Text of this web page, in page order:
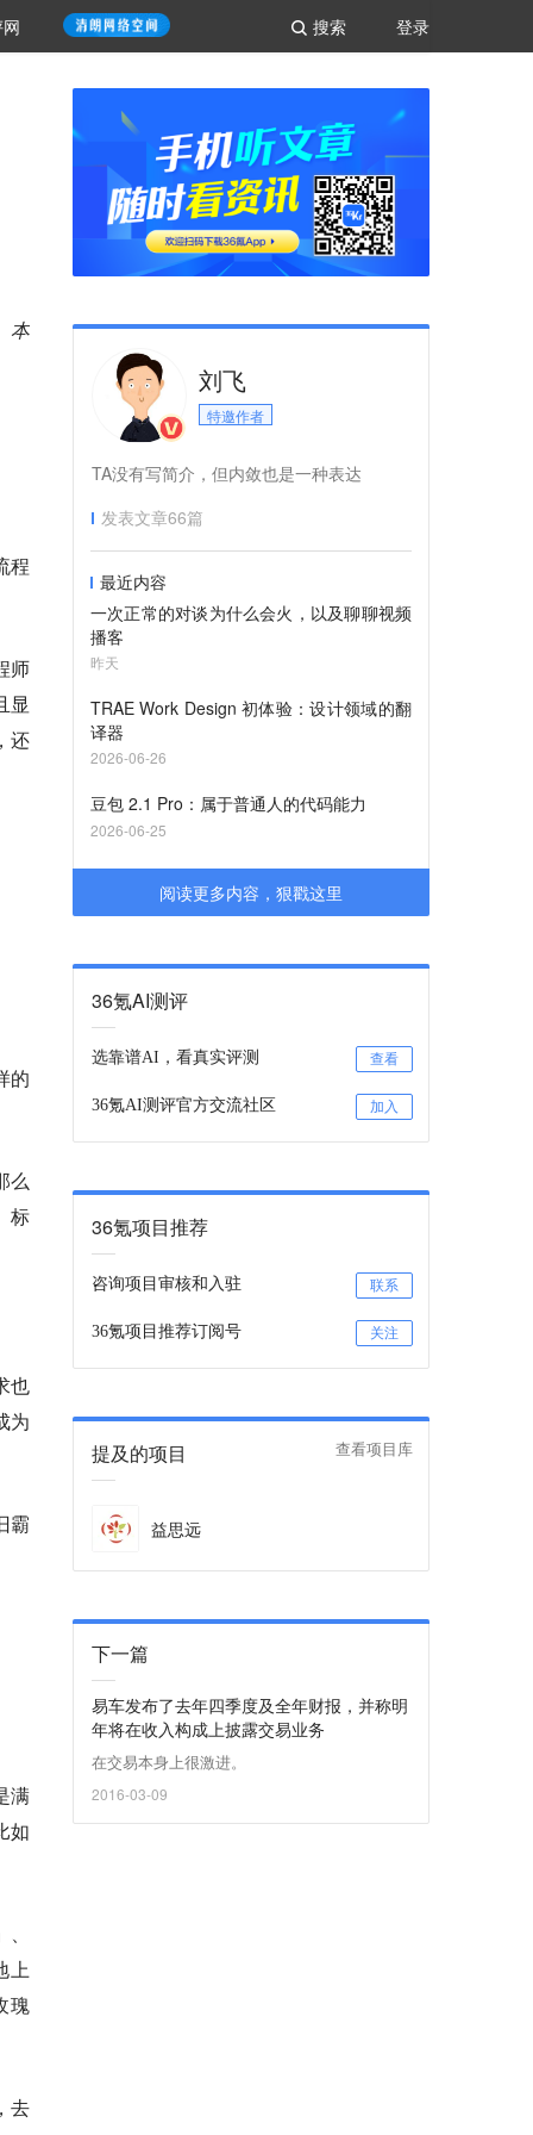
登录
搜索
本
程
师
显
还
的
么
标
也
为
霸
满
如
上
瑰
去
刘飞
特邀作者
TA没有写简介，但内敛也是一种表达
发表文章66篇
最近内容
一次正常的对谈为什么会火，以及聊聊视频
播客
昨天
TRAE Work Design 初体验：设计领域的翻
译器
2026-06-26
豆包 2.1 Pro：属于普通人的代码能力
2026-06-25
阅读更多内容，狠戳这里
36氪AI测评
选靠谱AI，看真实评测 查看
36氪AI测评官方交流社区 加入
36氪项目推荐
咨询项目审核和入驻 联系
36氪项目推荐订阅号 关注
提及的项目 查看项目库
益思远
下一篇
易车发布了去年四季度及全年财报，并称明
年将在收入构成上披露交易业务
在交易本身上很激进。
2016-03-09